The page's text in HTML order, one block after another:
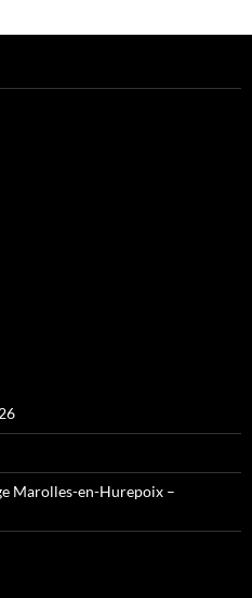
Marolles-en-Hurepoix –